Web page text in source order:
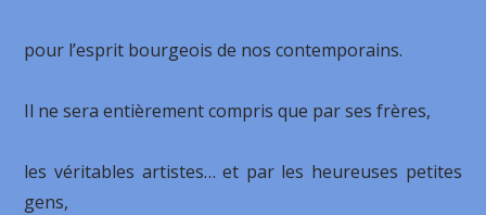
pour l’esprit bourgeois de nos contemporains.
Il ne sera entièrement compris que par ses frères,
les véritables artistes… et par les heureuses petites
gens,